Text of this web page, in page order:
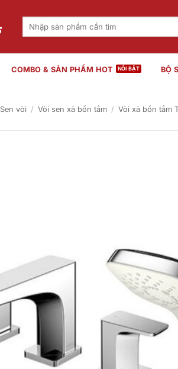
Tìm
COMBO & SẢN PHẨM HOT BỘ
Sen vòi / Vòi sen xả bồn tắm / Vòi xả bồn tắm